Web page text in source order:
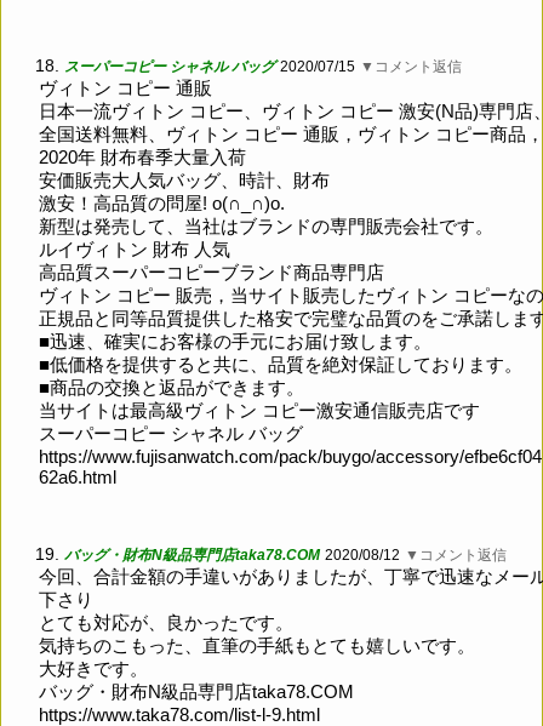
18. スーパーコピー シャネル バッグ 2020/07/15 ▼コメント返信
ヴィトン コピー 通販
日本一流ヴィトン コピー、ヴィトン コピー 激安(N品)専門店
全国送料無料、ヴィトン コピー 通販，ヴィトン コピー商品，
2020年 財布春季大量入荷
安価販売大人気バッグ、時計、財布
激安！高品質の問屋! o(∩_∩)o.
新型は発売して、当社はブランドの専門販売会社です。
ルイヴィトン 財布 人気
高品質スーパーコピーブランド商品専門店
ヴィトン コピー 販売，当サイト販売したヴィトン コピーな
正規品と同等品質提供した格安で完璧な品質のをご承諾しま
■迅速、確実にお客様の手元にお届け致します。
■低価格を提供すると共に、品質を絶対保証しております。
■商品の交換と返品ができます。
当サイトは最高級ヴィトン コピー激安通信販売店です
スーパーコピー シャネル バッグ
https://www.fujisanwatch.com/pack/buygo/accessory/
62a6.html
19. バッグ・財布N級品専門店taka78.COM 2020/08/12 ▼コメント返信
今回、合計金額の手違いがありましたが、丁寧で迅速なメー
下さり
とても対応が、良かったです。
気持ちのこもった、直筆の手紙もとても嬉しいです。
大好きです。
バッグ・財布N級品専門店taka78.COM
https://www.taka78.com/list-l-9.html